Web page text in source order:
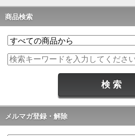
商品検索
メルマガ登録・解除